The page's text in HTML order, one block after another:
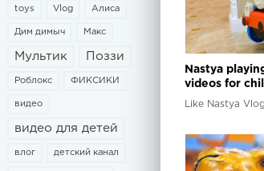
toys Vlog Алиса
Дим димыч Макс
Мультик Поззи
Роблокс ФИКСИКИ
видео
видео для детей
влог детский канал
Nastya
videos for
Like Nastya Vlog